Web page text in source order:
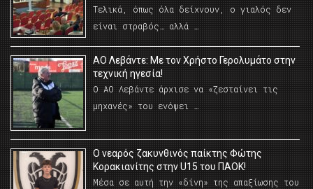
Τελικά, όπως όλα δείχνουν, ο γιαλός δεν
είναι στραβός… αλλά …
ΑΟ Λεβάντε: Με τον Χρήστο Γερολυμάτο στην
τεχνική ηγεσία!
Ο ΑΟ Λεβάντε άρχισε να «ζεσταίνει τις
μηχανές» του ενόψει …
O νεαρός ζακυνθινός παίκτης Φώτης
Κορακιανίτης στην U15 του ΠΑΟΚ!
Μέσα σε αυτή την «δίνη» της απαξίωσης του